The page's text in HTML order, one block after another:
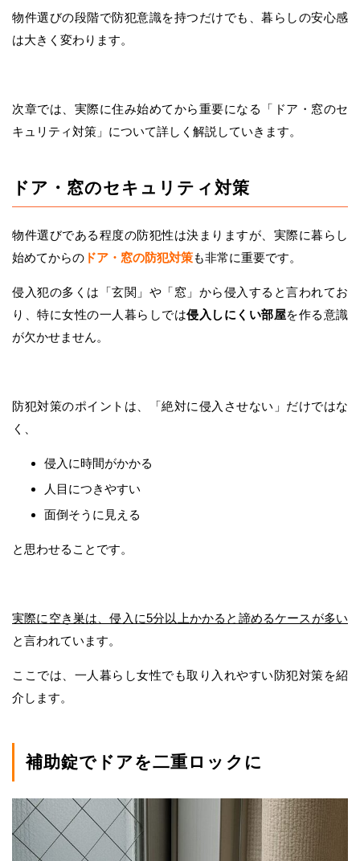
物件選びの段階で防犯意識を持つだけでも、暮らしの安心感
は大きく変わります。
次章では、実際に住み始めてから重要になる「ドア・窓のセ
キュリティ対策」について詳しく解説していきます。
ドア・窓のセキュリティ対策
物件選びである程度の防犯性は決まりますが、実際に暮らし
始めてからの ドア・窓の防犯対策も非常に重要です。
侵入犯の多くは「玄関」や「窓」から侵入すると言われてお
り、特に女性の一人暮らしでは侵入しにくい部屋を作る意識
が欠かせません。
防犯対策のポイントは、「絶対に侵入させない」だけではな
く、
侵入に時間がかかる
人目につきやすい
面倒そうに見える
と思わせることです。
実際に空き巣は、侵入に5分以上かかると諦めるケースが多い
と言われています。
ここでは、一人暮らし女性でも取り入れやすい防犯対策を紹
介します。
補助錠でドアを二重ロックに